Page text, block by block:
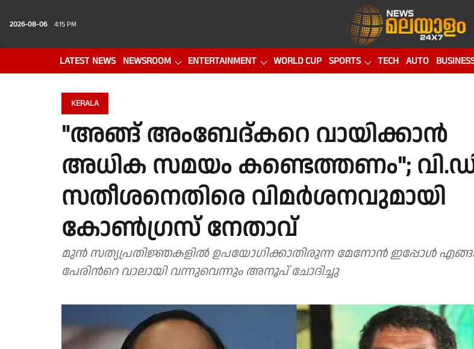
2026-08-06 4:15 PM
LATEST NEWS NEWSROOM ENTERTAINMENT WORLD CUP SPORTS TECH AUTO
KERALA
"അങ്ങ് അംബേദ്കറെ വായിക്കാൻ
അധിക സമയം കണ്ടെത്തണം";
സതീശനെതിരെ വിമർശനവുമായി
കോൺഗ്രസ് നേതാവ്
മുൻ സത്യപ്രതിജ്ഞകളിൽ ഉപയോഗിക്കാതിരുന്ന മേനോൻ ഇപ്പോൾ
പേരിന്‍റെ വാലായി വന്നുവെന്നും അനൂപ് ചോദിച്ചു